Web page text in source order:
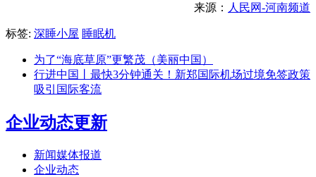
来源： 人民网-河南频道
标签: 深睡小屋 睡眠机
为了“海底草原”更繁茂（美丽中国）
行进中国丨最快3分钟通关！新郑国际机场过境免签政策
吸引国际客流
企业动态更新
新闻媒体报道
企业动态